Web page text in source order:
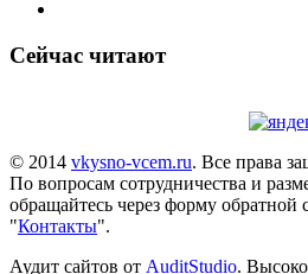
Сейчас читают
© 2014 vkysno-vcem.ru. Все права
По вопросам сотрудничества и
обращайтесь через форму обратной
"Контакты".
Аудит сайтов от AuditStudio.